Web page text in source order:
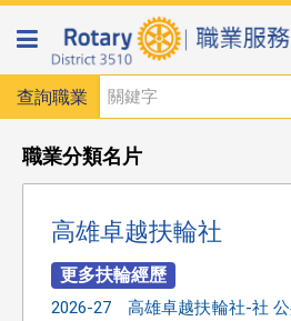
查詢職業
職業分類名片
高雄卓越扶輪社
2026-27 高雄卓越扶輪社-社